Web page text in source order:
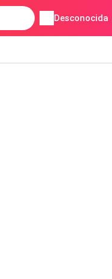
Desconocida